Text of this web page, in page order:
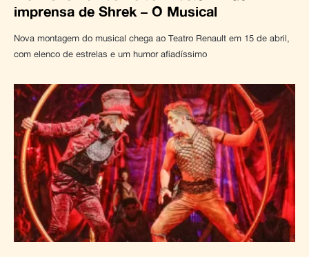
imprensa de Shrek – O Musical
Nova montagem do musical chega ao Teatro Renault em 15 de abril,
com elenco de estrelas e um humor afiadíssimo